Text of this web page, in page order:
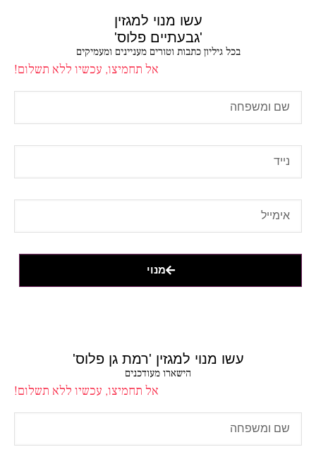
עשו מנוי למגזין
'גבעתיים פלוס'
בכל גיליון כתבות וטורים מעניינים ומעמיקים
אל תחמיצו, עכשיו ללא תשלום!
מנוי
עשו מנוי למגזין 'רמת גן פלוס'
הישארו מעודכנים
אל תחמיצו, עכשיו ללא תשלום!